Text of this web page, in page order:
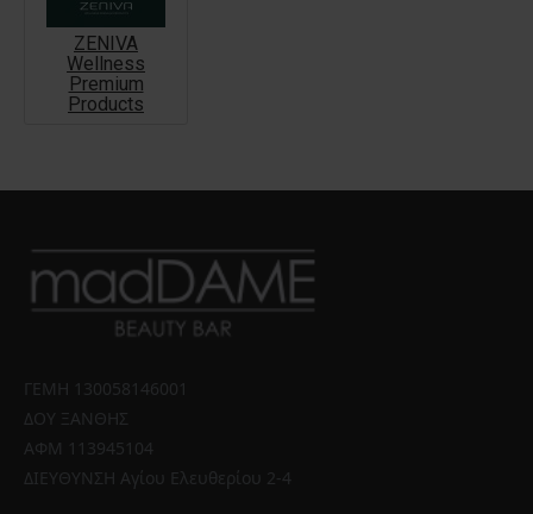
ZENIVA
Wellness
Premium
Products
ΓΕΜΗ 130058146001
ΔΟΥ ΞΑΝΘΗΣ
ΑΦΜ 113945104
ΔΙΕΥΘΥΝΣΗ Αγίου Ελευθερίου 2-4